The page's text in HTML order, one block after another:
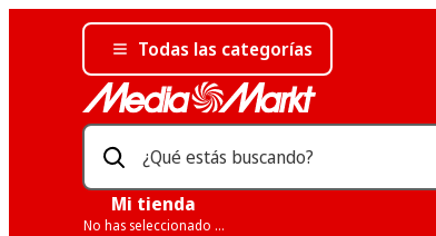
Todas las categorías
¿Qué estás buscando?
Mi tienda
No has seleccionado una tienda